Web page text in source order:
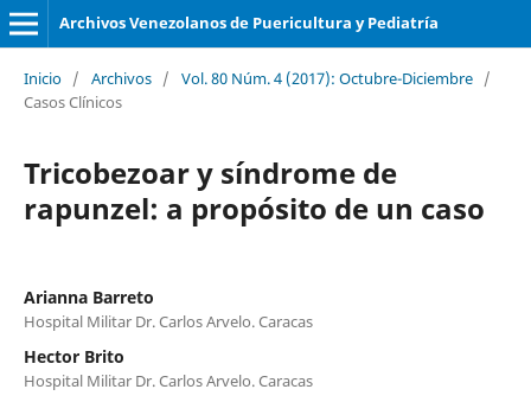
Archivos Venezolanos de Puericultura y Pediatría
Inicio / Archivos / Vol. 80 Núm. 4 (2017): Octubre-Diciembre /
Casos Clínicos
Tricobezoar y síndrome de
rapunzel: a propósito de un caso
Arianna Barreto
Hospital Militar Dr. Carlos Arvelo. Caracas
Hector Brito
Hospital Militar Dr. Carlos Arvelo. Caracas